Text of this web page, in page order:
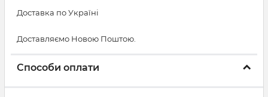
Доставка по Україні
Доставляємо Новою Поштою.
Способи оплати